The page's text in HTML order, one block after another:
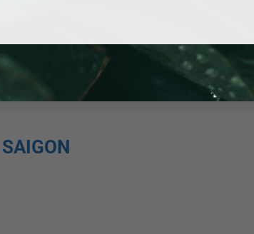
hợp đồng được xử lý hiệu quả
phương – dễ giải quyết